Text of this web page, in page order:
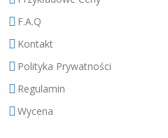
F.A.Q
Kontakt
Polityka Prywatności
Regulamin
Wycena